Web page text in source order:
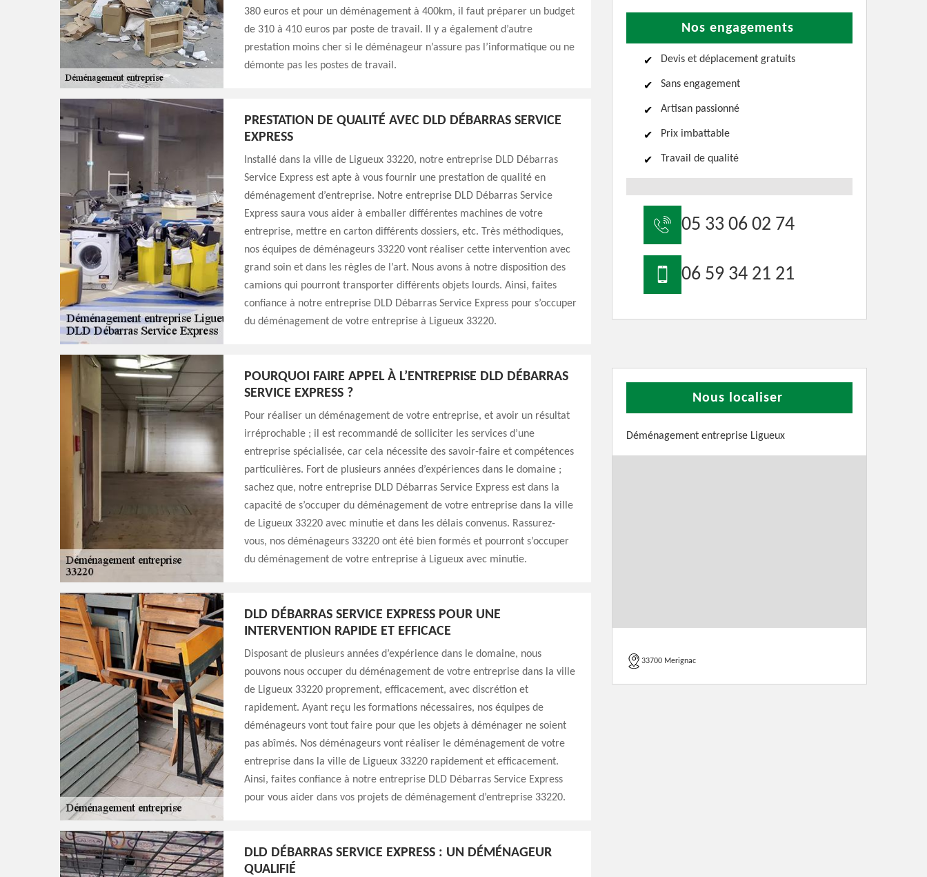
380 euros et pour un déménagement à 400km, il faut préparer un budget
de 310 à 410 euros par poste de travail. Il y a également d’autre
prestation moins cher si le déménageur n’assure pas l’informatique ou ne
démonte pas les postes de travail.
PRESTATION DE QUALITÉ AVEC DLD DÉBARRAS SERVICE
EXPRESS
Installé dans la ville de Ligueux 33220, notre entreprise DLD Débarras
Service Express est apte à vous fournir une prestation de qualité en
déménagement d’entreprise. Notre entreprise DLD Débarras Service
Express saura vous aider à emballer différentes machines de votre
entreprise, mettre en carton différents dossiers, etc. Très méthodiques,
nos équipes de déménageurs 33220 vont réaliser cette intervention avec
grand soin et dans les règles de l’art. Nous avons à notre disposition des
camions qui pourront transporter différents objets lourds. Ainsi, faites
confiance à notre entreprise DLD Débarras Service Express pour s’occuper
du déménagement de votre entreprise à Ligueux 33220.
POURQUOI FAIRE APPEL À L’ENTREPRISE DLD DÉBARRAS
SERVICE EXPRESS ?
Pour réaliser un déménagement de votre entreprise, et avoir un résultat
irréprochable ; il est recommandé de solliciter les services d’une
entreprise spécialisée, car cela nécessite des savoir-faire et compétences
particulières. Fort de plusieurs années d’expériences dans le domaine ;
sachez que, notre entreprise DLD Débarras Service Express est dans la
capacité de s’occuper du déménagement de votre entreprise dans la ville
de Ligueux 33220 avec minutie et dans les délais convenus. Rassurez-
vous, nos déménageurs 33220 ont été bien formés et pourront s’occuper
du déménagement de votre entreprise à Ligueux avec minutie.
DLD DÉBARRAS SERVICE EXPRESS POUR UNE
INTERVENTION RAPIDE ET EFFICACE
Disposant de plusieurs années d’expérience dans le domaine, nous
pouvons nous occuper du déménagement de votre entreprise dans la ville
de Ligueux 33220 proprement, efficacement, avec discrétion et
rapidement. Ayant reçu les formations nécessaires, nos équipes de
déménageurs vont tout faire pour que les objets à déménager ne soient
pas abîmés. Nos déménageurs vont réaliser le déménagement de votre
entreprise dans la ville de Ligueux 33220 rapidement et efficacement.
Ainsi, faites confiance à notre entreprise DLD Débarras Service Express
pour vous aider dans vos projets de déménagement d’entreprise 33220.
DLD DÉBARRAS SERVICE EXPRESS : UN DÉMÉNAGEUR
QUALIFIÉ
Nos engagements
Devis et déplacement gratuits
Sans engagement
Artisan passionné
Prix imbattable
Travail de qualité
05 33 06 02 74
06 59 34 21 21
Nous localiser
Déménagement entreprise Ligueux
33700 Merignac